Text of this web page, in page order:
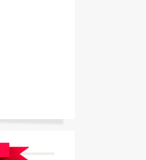
计时的